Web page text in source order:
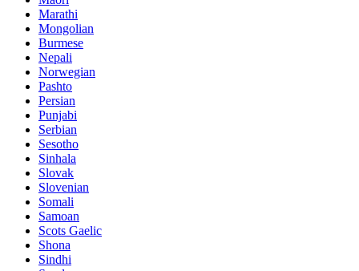
Marathi
Mongolian
Burmese
Nepali
Norwegian
Pashto
Persian
Punjabi
Serbian
Sesotho
Sinhala
Slovak
Slovenian
Somali
Samoan
Scots Gaelic
Shona
Sindhi